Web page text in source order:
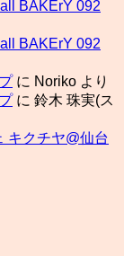
BAKErY 092
BAKErY 092
に Noriko より
に 鈴木 珠実(ス
キクチヤ@仙台